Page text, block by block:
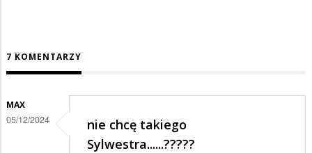
7 KOMENTARZY
MAX
05/12/2024
nie chcę takiego
Sylwestra......?????